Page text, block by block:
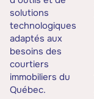
solutions
technologiques
adaptés aux
besoins des
courtiers
immobiliers du
Québec.